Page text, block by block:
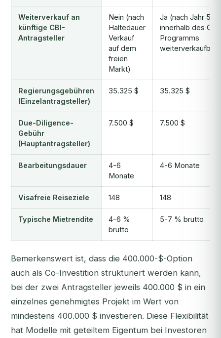
Weiterverkauf an
künftige CBI-
Antragsteller
Nein (nach
Haltedauer
Verkauf
auf dem
freien
Markt)
Ja (nach Jahr 5
innerhalb des
Programms
weiterverkaufbar)
Regierungsgebühren
(Einzelantragsteller)
35.325 $ 35.325 $
Due-Diligence-
Gebühr
(Hauptantragsteller)
7.500 $ 7.500 $
Bearbeitungsdauer
4-6
Monate
4-6 Monate
Visafreie Reiseziele 148 148
Typische Mietrendite
4-6 %
brutto
5-7 % brutto
Bemerkenswert ist, dass die 400.000-$-Option
auch als Co-Investition strukturiert werden kann,
bei der zwei Antragsteller jeweils 400.000 $ in ein
einzelnes genehmigtes Projekt im Wert von
mindestens 400.000 $ investieren. Diese Flexibilität
hat Modelle mit geteiltem Eigentum bei Investoren